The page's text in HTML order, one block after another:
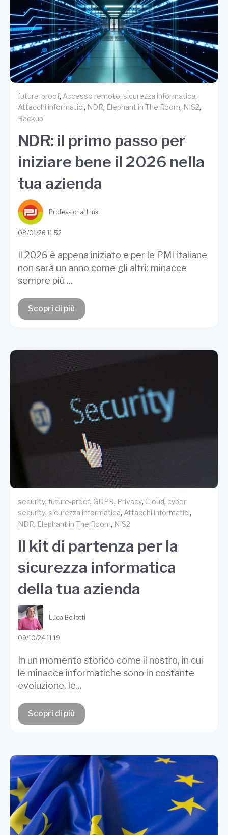
future-proof, Accesso remoto, sicurezza informatica,
Attacchi informatici, NDR, Elephant in The Room, NIS2,
Backup
NDR: il primo passo per
iniziare bene il 2026 nella
tua azienda
Professional Link
08/01/26 11.52
Il 2026 è appena iniziato e per le PMI italiane
non sarà un anno come gli altri: minacce
sempre più ...
Scopri di più
security, future-proof, GDPR, Privacy, Cloud, cyber
security, sicurezza informatica, Attacchi informatici,
NDR, Elephant in The Room, NIS2
Il kit di partenza per la
sicurezza informatica
della tua azienda
Luca Bellotti
09/10/24 11.19
In un momento storico come il nostro, in cui
le minacce informatiche sono in costante
evoluzione, le...
Scopri di più